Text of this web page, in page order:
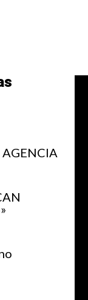
AGENCIA